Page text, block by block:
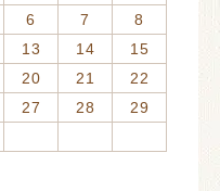
6 7
8
13 14
15
20 21
22
27 28
29